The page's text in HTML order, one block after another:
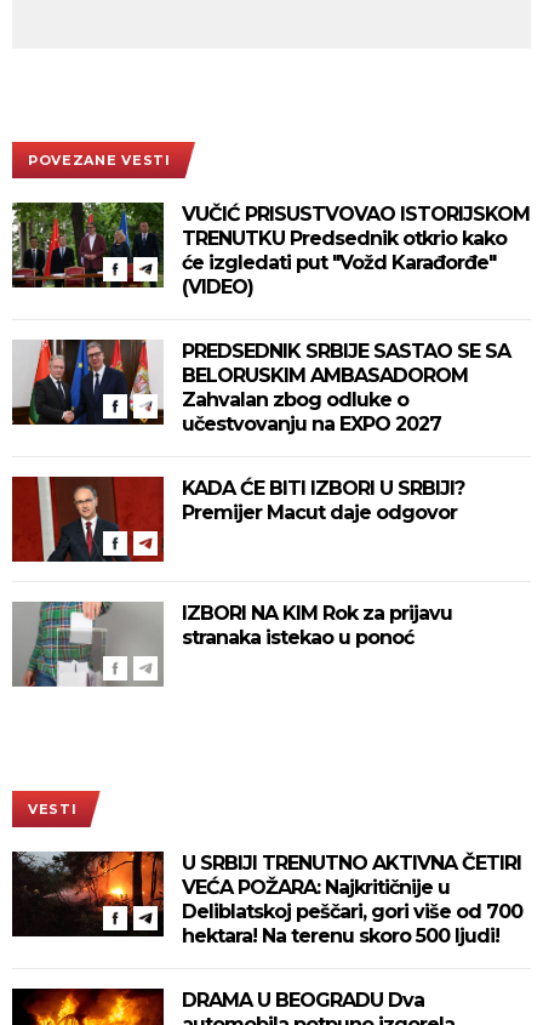
POVEZANE VESTI
VUČIĆ PRISUSTVOVAO ISTORIJSKOM
TRENUTKU Predsednik otkrio kako
će izgledati put "Vožd Karađorđe"
(VIDEO)
PREDSEDNIK SRBIJE SASTAO SE SA
BELORUSKIM AMBASADOROM
Zahvalan zbog odluke o
učestvovanju na EXPO 2027
KADA ĆE BITI IZBORI U SRBIJI?
Premijer Macut daje odgovor
IZBORI NA KIM Rok za prijavu
stranaka istekao u ponoć
VESTI
U SRBIJI TRENUTNO AKTIVNA ČETIRI
VEĆA POŽARA: Najkritičnije u
Deliblatskoj peščari, gori više od 700
hektara! Na terenu skoro 500 ljudi!
DRAMA U BEOGRADU Dva